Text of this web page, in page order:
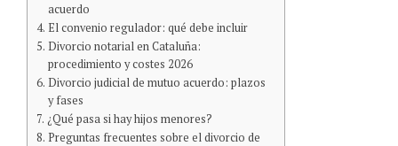
acuerdo
El convenio regulador: qué debe incluir
Divorcio notarial en Cataluña:
procedimiento y costes 2026
Divorcio judicial de mutuo acuerdo: plazos
y fases
¿Qué pasa si hay hijos menores?
Preguntas frecuentes sobre el divorcio de